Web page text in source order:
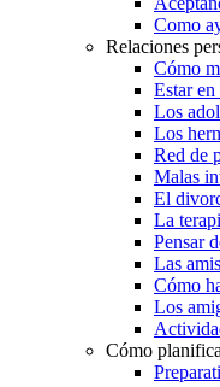
Como
Relaciones
Cómo
Estar
Los
Los
Red de
Malas
El
La
Pensar
Las
Cómo
Los
Cómo